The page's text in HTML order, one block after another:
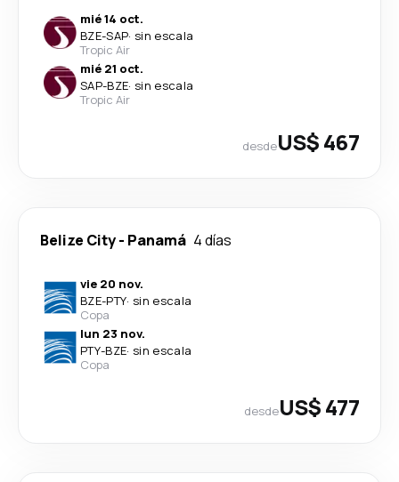
mié 14 oct.
BZE-SAP· sin escala
Tropic Air
mié 21 oct.
SAP-BZE· sin escala
Tropic Air
desdeUS$ 467
Belize City- Panamá 4 días
vie 20 nov.
BZE-PTY· sin escala
Copa
lun 23 nov.
PTY-BZE· sin escala
Copa
desdeUS$ 477